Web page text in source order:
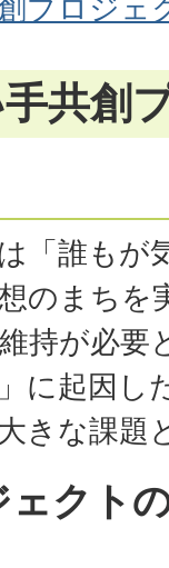
プロジェ
共創
「誰もが
のまちを
持が必要
に起因し
きな課題
ェクト